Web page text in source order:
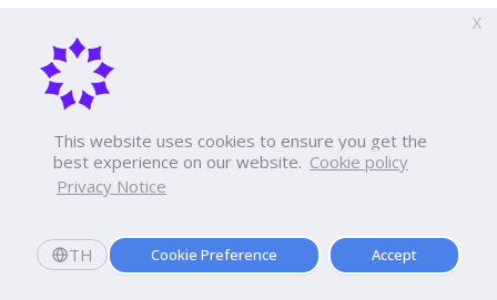
This website uses cookies to ensure you get the
best experience on our website. Cookie policy
Privacy Notice
TH Cookie Preference Accept
X